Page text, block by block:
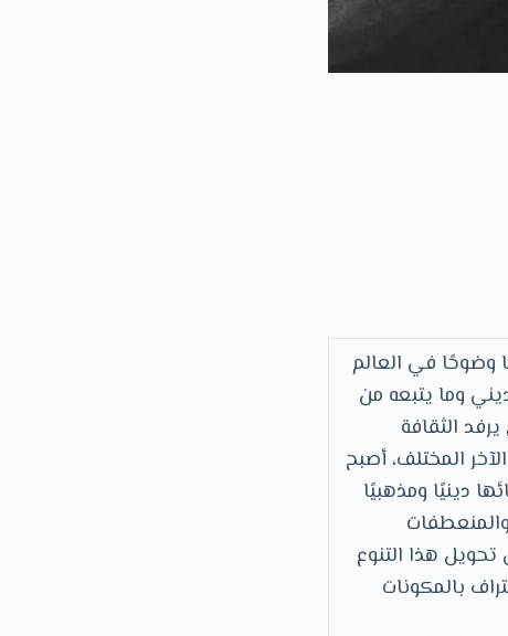
وضوحًا في العالم
وما يتبعه من
الثقافة
المختلف، أصبح
دينيًا ومذهبيًا
تحويل هذا التنوع
بالمكونات